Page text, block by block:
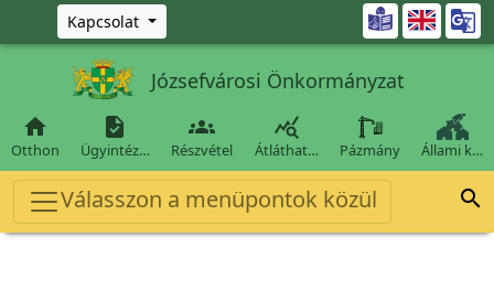
Ugrás a fő tartalomra
Kapcsolat 
Józsefvárosi Önkormányzat

Otthon

Ügyintéz…

Részvétel

Átláthat… Pázmány Állami k…
Válasszon a menüpontok közül 